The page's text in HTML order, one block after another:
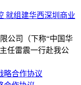
就组建华西深圳商业
公司（下称“中国华
任雷震一行赴我公